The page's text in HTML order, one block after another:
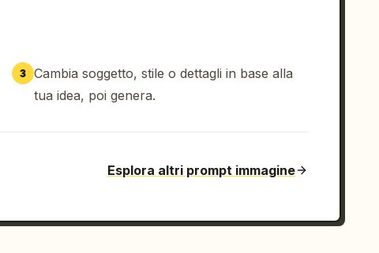
3 Cambia soggetto, stile o dettagli in base alla
tua idea, poi genera.
Esplora altri prompt immagine